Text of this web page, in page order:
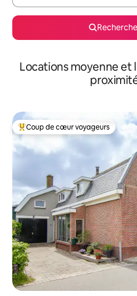
Locations moyenne et
Coups de cœur voyageurs les plus
Coup de cœur voyageurs